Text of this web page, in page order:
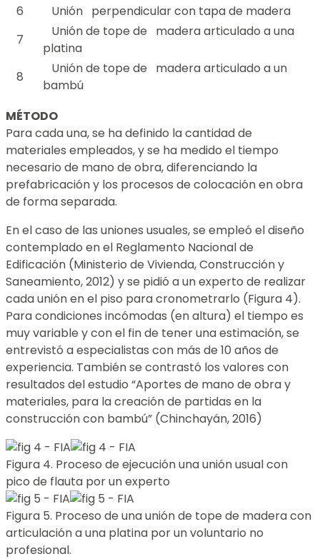
6
Unión perpendicular con tapa de madera
7
Unión de tope de madera articulado a una
platina
8
Unión de tope de madera articulado a un
bambú
MÉTODO
Para cada una, se ha definido la cantidad de
materiales empleados, y se ha medido el tiempo
necesario de mano de obra, diferenciando la
prefabricación y los procesos de colocación en obra
de forma separada.
En el caso de las uniones usuales, se empleó el diseño
contemplado en el Reglamento Nacional de
Edificación (Ministerio de Vivienda, Construcción y
Saneamiento, 2012) y se pidió a un experto de realizar
cada unión en el piso para cronometrarlo (Figura 4).
Para condiciones incómodas (en altura) el tiempo es
muy variable y con el fin de tener una estimación, se
entrevistó a especialistas con más de 10 años de
experiencia. También se contrastó los valores con
resultados del estudio “Aportes de mano de obra y
materiales, para la creación de partidas en la
construcción con bambú” (Chinchayán, 2016)
Figura 4. Proceso de ejecución una unión usual con
pico de flauta por un experto
Figura 5. Proceso de una unión de tope de madera con
articulación a una platina por un voluntario no
profesional.